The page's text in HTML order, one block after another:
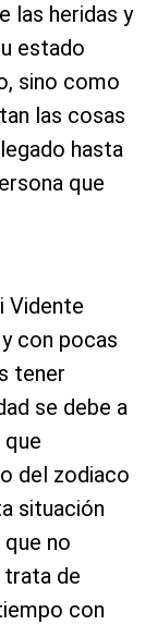
las heridas y
estado
sino como
las cosas
hasta
que
Vidente
con pocas
tener
se debe a
del zodiaco
situación
no
trata de
con